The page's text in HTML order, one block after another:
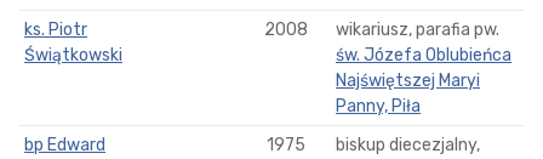
ks. Piotr
Świątkowski
2008
wikariusz, parafia pw.
św. Józefa Oblubieńca
Najświętszej Maryi
Panny, Piła
bp Edward
1975
biskup diecezjalny,